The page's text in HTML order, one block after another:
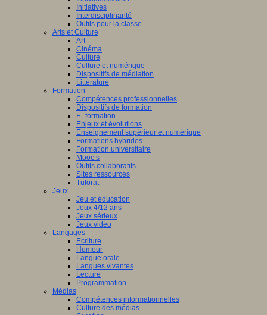
Initiatives
Interdisciplinarité
Outils pour la classe
Arts et Culture
Art
Cinéma
Culture
Culture et numérique
Dispositifs de médiation
Littérature
Formation
Compétences professionnelles
Dispositifs de formation
E- formation
Enjeux et évolutions
Enseignement supérieur et numérique
Formations hybrides
Formation universitaire
Mooc’s
Outils collaboratifs
Sites ressources
Tutorat
Jeux
Jeu et éducation
Jeux 4/12 ans
Jeux sérieux
Jeux vidéo
Langages
Ecriture
Humour
Langue orale
Langues vivantes
Lecture
Programmation
Médias
Compétences informationnelles
Culture des médias